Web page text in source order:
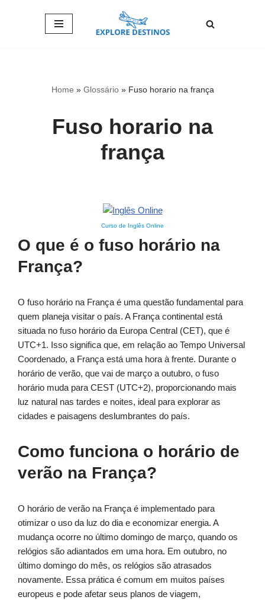
Home » Glossário» Fuso horario na frança
Fuso horario na
frança
Curso de Inglês Online
O que é o fuso horário na
França?
O fuso horário na França é uma questão fundamental para
quem planeja visitar o país. A França continental está
situada no fuso horário da Europa Central (CET), que é
UTC+1. Isso significa que, em relação ao Tempo Universal
Coordenado, a França está uma hora à frente. Durante o
horário de verão, que vai de março a outubro, o fuso
horário muda para CEST (UTC+2), proporcionando mais
luz natural nas tardes e noites, ideal para explorar as
cidades e paisagens deslumbrantes do país.
Como funciona o horário de
verão na França?
O horário de verão na França é implementado para
otimizar o uso da luz do dia e economizar energia. A
mudança ocorre no último domingo de março, quando os
relógios são adiantados em uma hora. Em outubro, no
último domingo do mês, os relógios são atrasados
novamente. Essa prática é comum em muitos países
europeus e pode afetar seus planos de viagem,